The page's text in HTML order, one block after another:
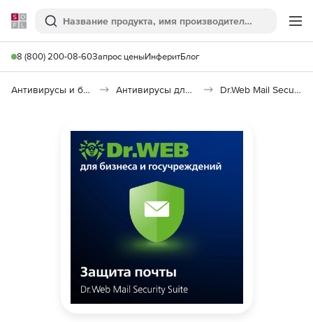
Softline
Поиск
8 (800) 200-08-60Запрос ценыИнферитБлог
Антивирусы и безопасность Антивирусы для организаций Dr.Web Mail Security Suite